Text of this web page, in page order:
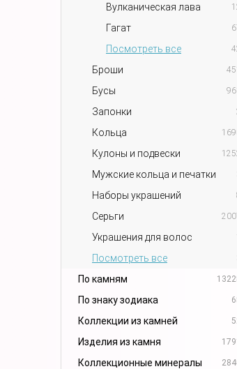
Вулканическая лава
Гагат
Посмотреть все
Броши
Бусы
Запонки
Кольца
Кулоны и подвески
Мужские кольца и печатки
Наборы украшений
Серьги
Украшения для волос
Посмотреть все
По камням
По знаку зодиака
Коллекции из камней
Изделия из камня
Коллекционные минералы